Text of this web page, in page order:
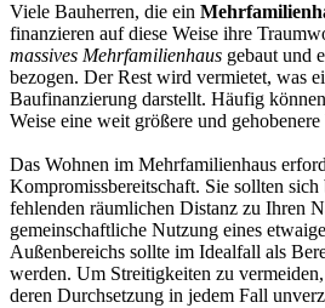
Viele Bauherren, die ein
finanzieren auf diese Weise ihre
massives Mehrfamilienhaus gebaut und
bezogen. Der Rest wird vermietet, was
Baufinanzierung darstellt. Häufig
Weise eine weit größere und
Das Wohnen im Mehrfamilienhaus
Kompromissbereitschaft. Sie sollten
fehlenden räumlichen Distanz zu Ihren
gemeinschaftliche Nutzung eines
Außenbereichs sollte im Idealfall als
werden. Um Streitigkeiten zu
deren Durchsetzung in jedem Fall